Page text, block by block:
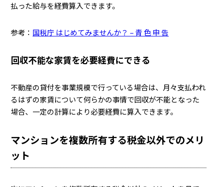
払った給与を経費算入できます。
参考： 国税庁 はじめてみませんか？ – 青 色 申 告
回収不能な家賃を必要経費にできる
不動産の貸付を事業規模で行っている場合は、月々支払われ
るはずの家賃について何らかの事情で回収が不能となった
場合、一定の計算により必要経費に算入できます。
マンションを複数所有する税金以外でのメリ
ット